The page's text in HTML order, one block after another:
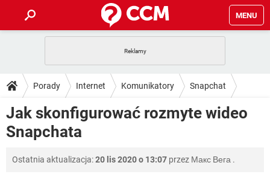
MENU
GRY WHATSAPP
SPOTIFY NETFLIX
INSTAGRAM
PORADY
PlayStation
GRY WHATSAPP
SPOTIFY
INSTAGRAM FACEBOOK
DO POBRANIA
ANDROID
FORUM
COVID-19 TIKTOK
Porady Internet Komunikatory Snapchat
Jak skonfigurować rozmyte wideo
Snapchata
Ostatnia aktualizacja:20 lis 2020 o 13:07 przez Макс Вега .